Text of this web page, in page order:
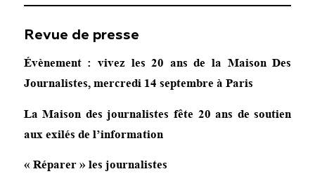
Revue de presse
Évènement : vivez les 20 ans de la Maison Des
Journalistes, mercredi 14 septembre à Paris
La Maison des journalistes fête 20 ans de soutien
aux exilés de l’information
« Réparer » les journalistes